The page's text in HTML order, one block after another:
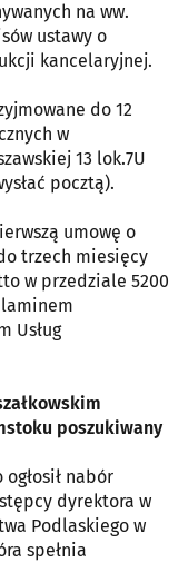
na ww.
ustawy o
kancelaryjnej.
do 12
w
13 lok.7U
pocztą).
umowę o
trzech miesięcy
w przedziale 5200
Usług
poszukiwany
nabór
dyrektora w
Podlaskiego w
spełnia